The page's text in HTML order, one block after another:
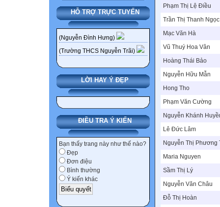
HỖ TRỢ TRỰC TUYẾN
(Nguyễn Đình Hưng)
(Trường THCS Nguyễn Trãi)
LỜI HAY Ý ĐẸP
ĐIỀU TRA Ý KIẾN
Bạn thấy trang này như thế nào?
Đẹp
Đơn điệu
Bình thường
Ý kiến khác
Phạm Thị Lệ Điều
Trần Thị Thanh Ngọc
Mạc Văn Hà
Vũ Thuý Hoa Vân
Hoàng Thái Bảo
Nguyễn Hữu Mẫn
Hong Tho
Phạm Văn Cường
Nguyễn Khánh
Lê Đức Lâm
Nguyễn Thị Phương
Maria Nguyen
Sầm Thị Lý
Nguyễn Văn Châu
Đỗ Thị Hoàn